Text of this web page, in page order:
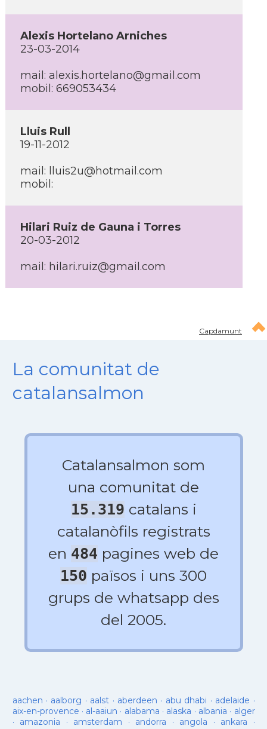
Alexis Hortelano Arniches
23-03-2014
mail: alexis.hortelano@gmail.com
mobil: 669053434
Lluis Rull
19-11-2012
mail: lluis2u@hotmail.com
mobil:
Hilari Ruiz de Gauna i Torres
20-03-2012
mail: hilari.ruiz@gmail.com
Capdamunt
La comunitat de
catalansalmon
Catalansalmon som
una comunitat de
15.319 catalans i
catalanòfils registrats
en 484 pagines web de
150 països i uns 300
grups de whatsapp des
del 2005.
aachen · aalborg · aalst · aberdeen · abu dhabi · adelaide ·
aix-en-provence · al-aaiun · alabama · alaska · albania · alger
· amazonia · amsterdam · andorra · angola · ankara ·